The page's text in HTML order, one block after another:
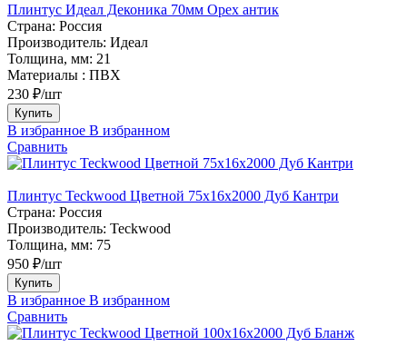
Плинтус Идеал Деконика 70мм Орех антик
Страна: Россия
Производитель: Идеал
Толщина, мм: 21
Материалы : ПВХ
230 ₽/шт
Купить
В избранное В избранном
Сравнить
Плинтус Teckwood Цветной 75х16х2000 Дуб Кантри
Страна: Россия
Производитель: Teckwood
Толщина, мм: 75
950 ₽/шт
Купить
В избранное В избранном
Сравнить